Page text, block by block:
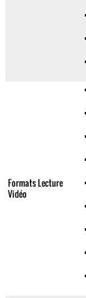
Formats Lecture
Vidéo